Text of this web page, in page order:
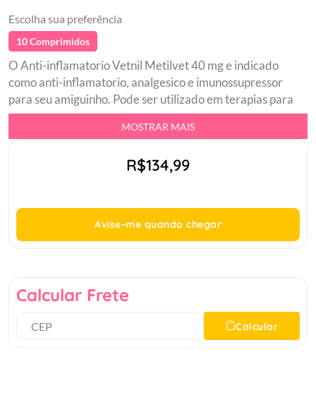
Escolha sua preferência
10 Comprimidos
O Anti-inflamatorio Vetnil Metilvet 40 mg e indicado
como anti-inflamatorio, analgesico e imunossupressor
para seu amiguinho. Pode ser utilizado em terapias para
controle de prurido em dermatopatias alergicas, controle
terapeutico de doencas autoimunes e tambem em
inflamatoria potente.br Blister com 10 comprimidosbr
histamina induzida por lesao celularbr Contem
metilprednisolona, e um glicocorticoide recomendado
MOSTRAR MAIS
R$134,99
Avise-me quando chegar
Calcular Frete
Calcular